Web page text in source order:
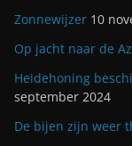
Zonnewijzer 10
Op jacht naar de
Heidehoning
september 2024
De bijen zijn weer